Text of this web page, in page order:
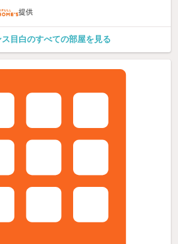
提供
ス目白のすべての部屋を見る